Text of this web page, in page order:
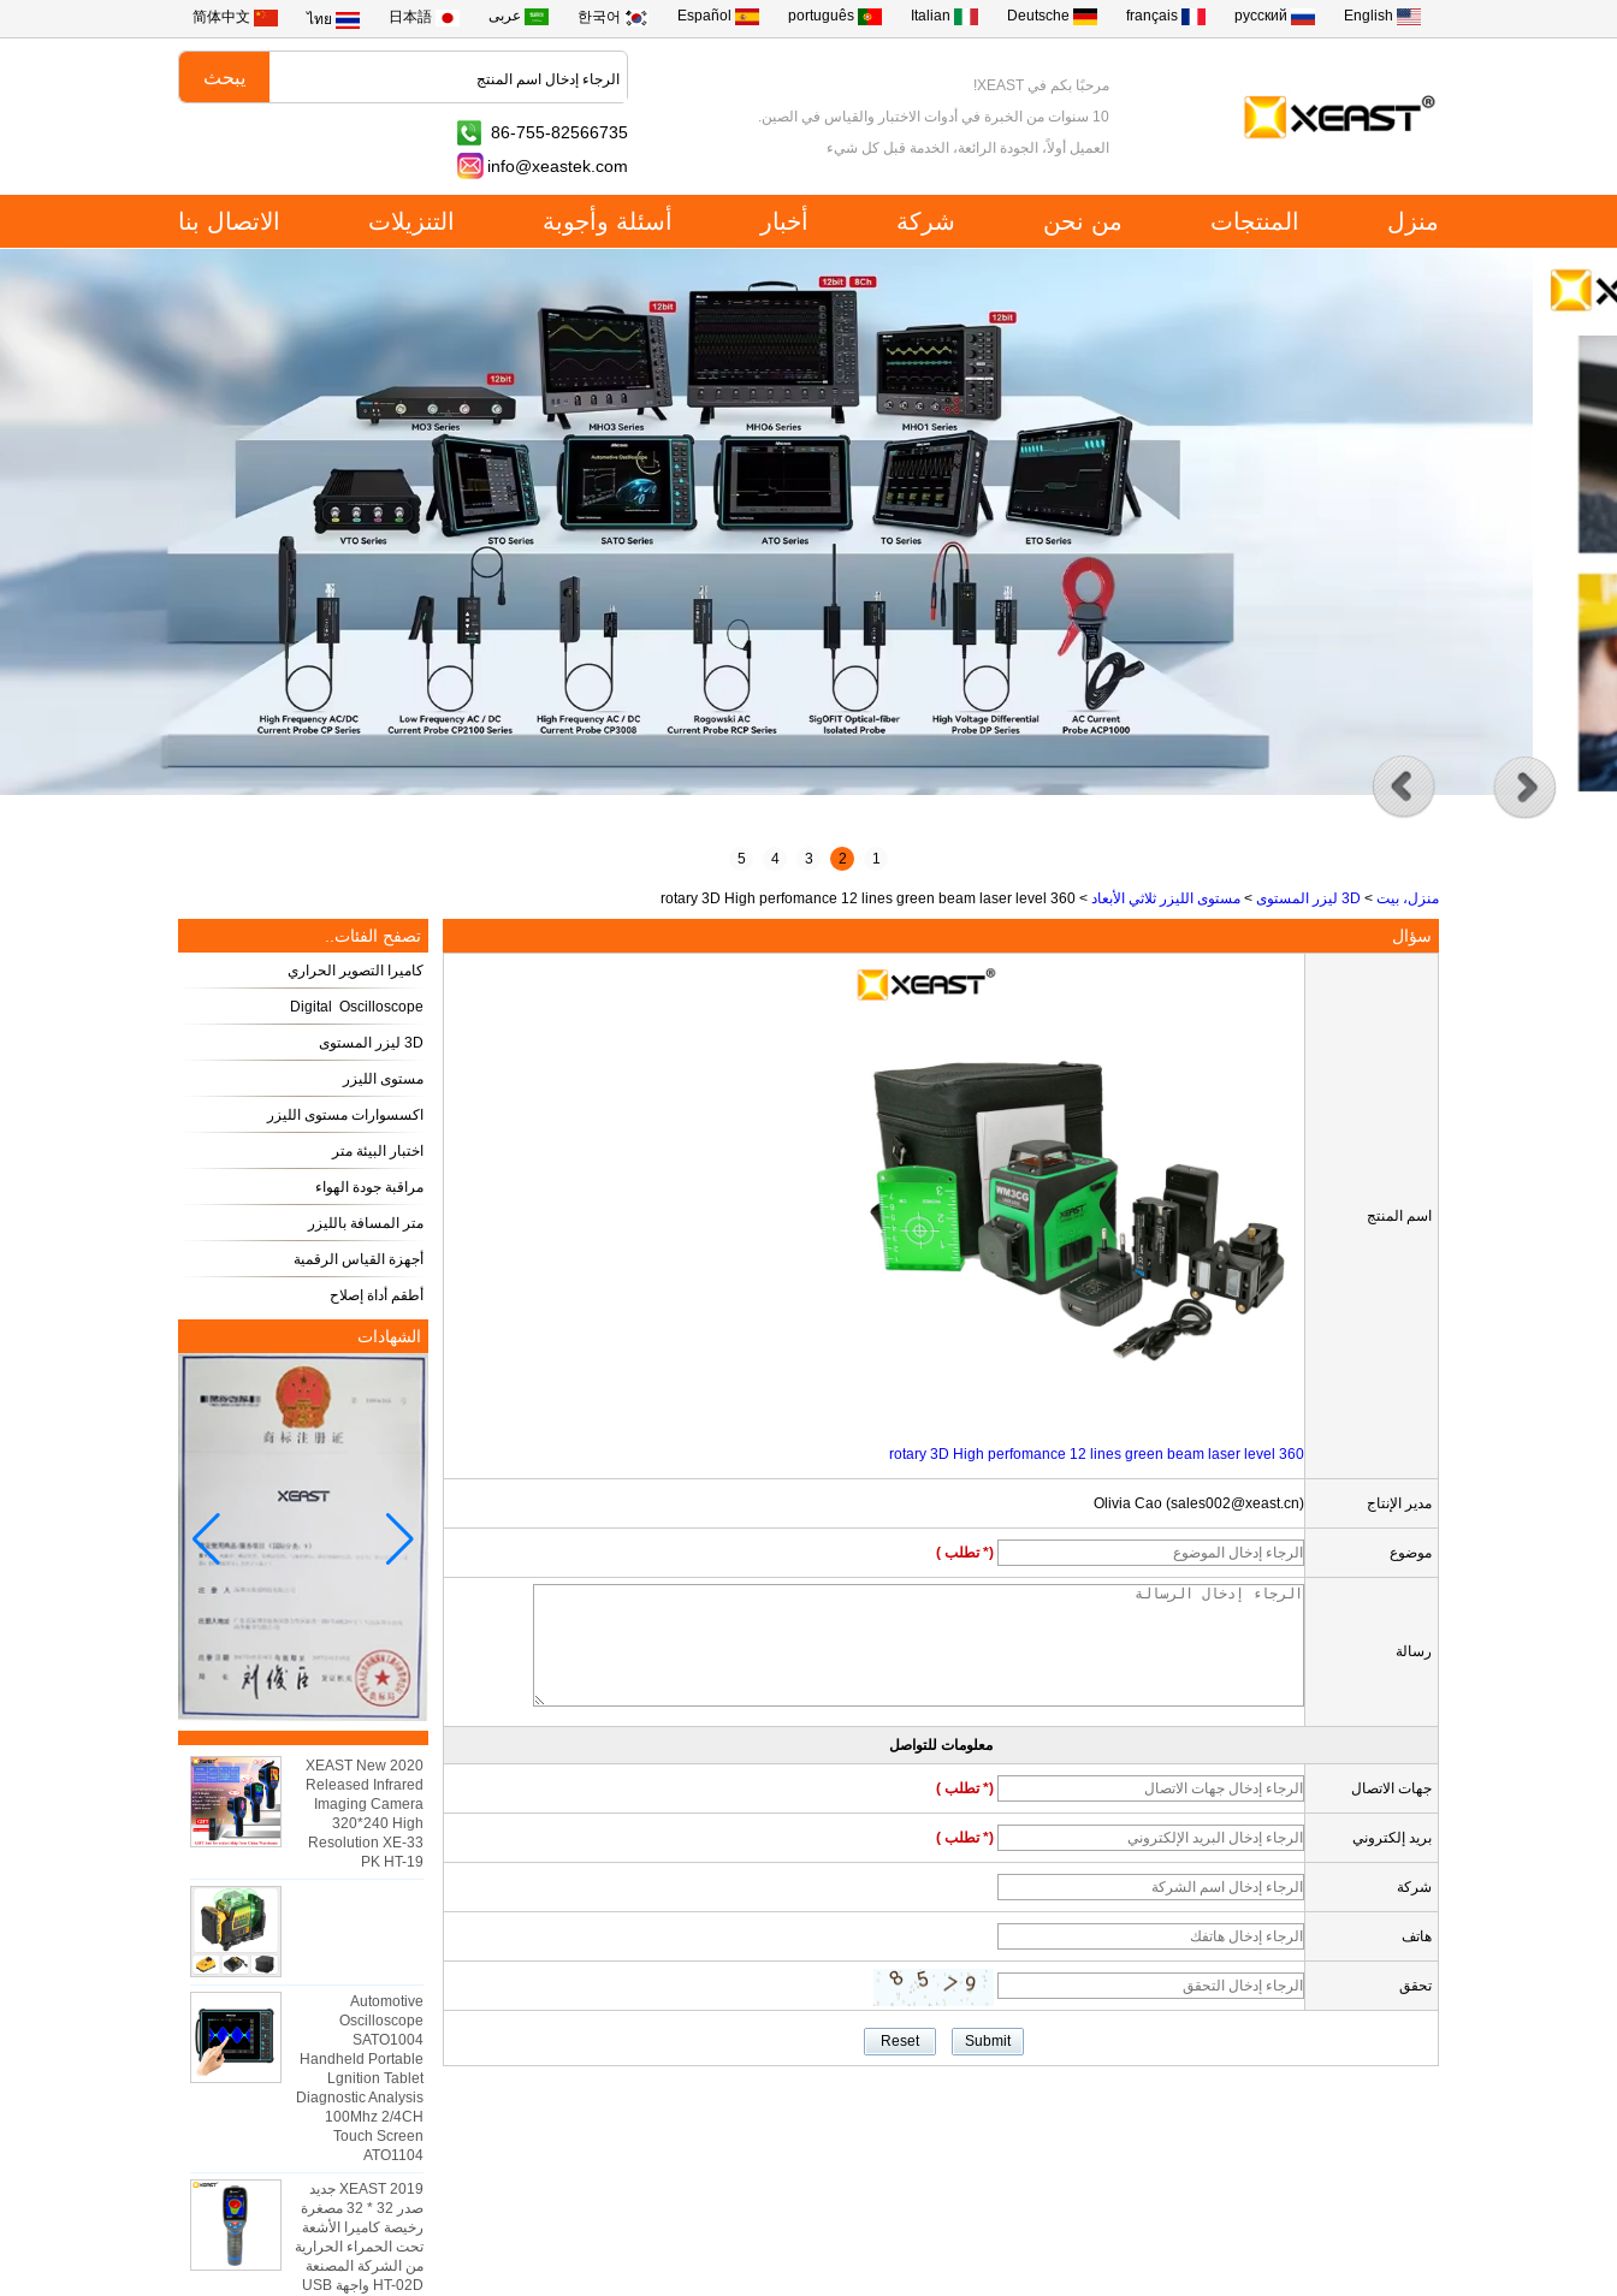
English
русский
français
Deutsche
Italian
português
Español
한국어 عربى 日本語
ไทย
简体中文
مرحبًا بكم في XEAST!
10 سنوات من الخبرة في أدوات الاختبار والقياس في الصين.
العميل أولاً، الجودة الرائعة، الخدمة قبل كل شيء
86-755-82566735
info@xeastek.com
منزل المنتجات من نحن شركة أخبار أسئلة وأجوبة التنزيلات الاتصال بنا
1
2
3
4
5
منزل، بيت > 3D ليزر المستوى > مستوى الليزر ثلاثي الأبعاد >
360 rotary 3D High perfomance 12 lines green beam laser level
تصفح الفئات..
كاميرا التصوير الحراري
Digital Oscilloscope
3D ليزر المستوى
مستوى الليزر
اكسسوارات مستوى الليزر
اختبار البيئة متر
مراقبة جودة الهواء
متر المسافة بالليزر
أجهزة القياس الرقمية
أطقم أداة إصلاح
الشهادات
2020 XEAST New
Released Infrared
Imaging Camera
320*240 High
Resolution XE-33
PK HT-19
Automotive
Oscilloscope
SATO1004
Handheld Portable
Lgnition Tablet
Diagnostic Analysis
100Mhz 2/4CH
Touch Screen
ATO1104
2019 XEAST جديد
صدر 32 * 32 مصغرة
رخيصة كاميرا الأشعة
تحت الحمراء الحرارية
من الشركة المصنعة
HT-02D واجهة USB
سؤال
اسم المنتج
360 rotary 3D High perfomance 12 lines green beam laser level
مدير الإنتاج Olivia Cao (sales002@xeast.cn)
موضوع (* تطلب )
رسالة
معلومات للتواصل
جهات الاتصال (* تطلب )
بريد إلكتروني (* تطلب )
شركة
هاتف
تحقق